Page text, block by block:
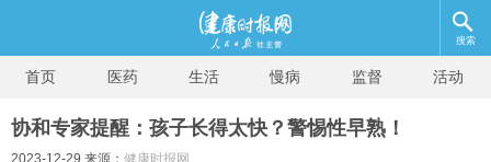
搜索
首页 医药 生活 慢病 监督 活动
协和专家提醒：孩子长得太快？警惕性早熟！
2023-12-29 来源： 健康时报网